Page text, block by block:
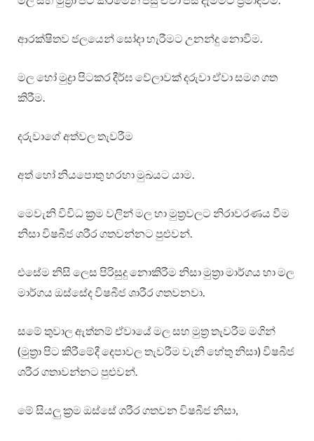
ආරක්ෂිතව ජලයෙන් සෝදා හැරීමට උනන්දු නොවීම.
මල හෝ මුද්‍රා පිටකර දීර්ඝ වේලාවක් දරුවා ඒවා සමග ගත
කිරීම.
දරුවාගේ අත්වල තැවරීම
අත් හෝ නියපොතු හරහා මුඛයට යාම.
මෙවැනි විවිධ ක්‍රම වලින් මල හා මුත්‍රවලට නිරාවරණය වීම
නිසා විෂබීජ ශරීර ගතවන්නට පුළුවන්.
එසේම නිසි ලෙස පිරිසුදු නොකිරීම නිසා මුත්‍රා මාර්ගය හා මල
මාර්ගය ඔස්සේද විෂබීජ ශාරීර ගතවනවා.
සමේ තුවාල ඇත්නම් ඒවායේ මල සහ මුත්‍ර තැවරීම මගින්
(මුත්‍රා පිට කිරීමේදී දෙපාවල තැවරීම වැනි හේතු නිසා) විෂබීජ
ශරීර ගතාවන්නට පුළුවන්.
මේ සියලු ක්‍රම ඔස්සේ ශරීර ගතවන විෂබීජ නිසා,